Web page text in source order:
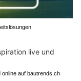
auf bautrends.ch